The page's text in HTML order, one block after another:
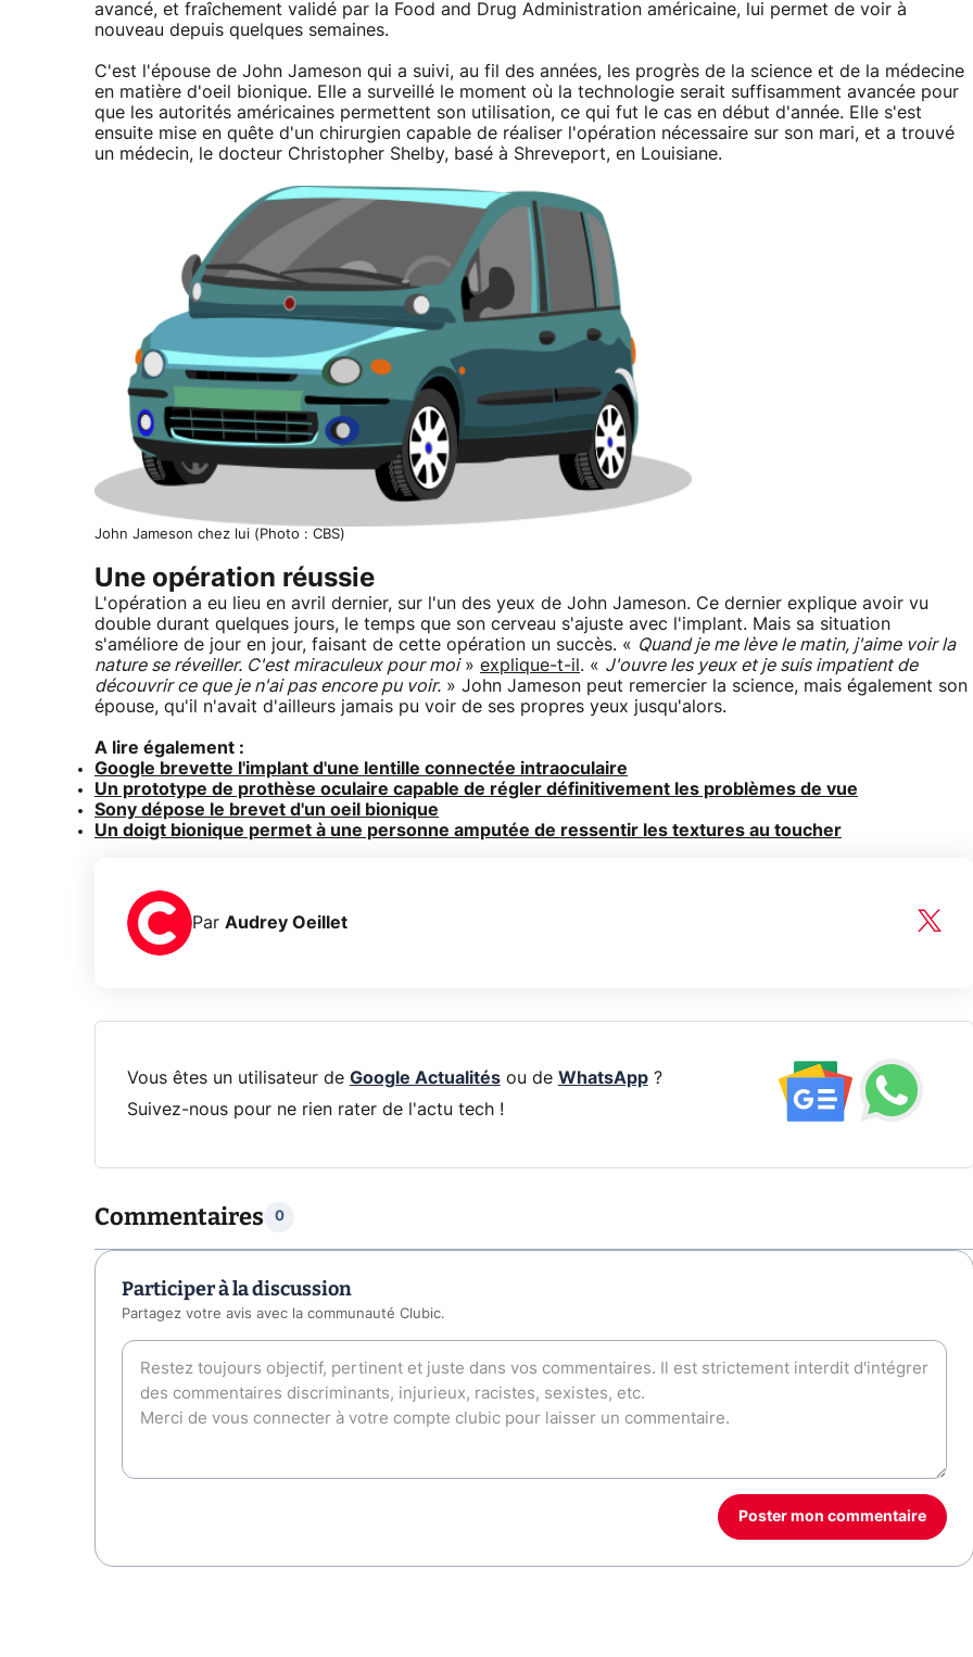
avancé, et fraîchement validé par la Food and Drug Administration américaine, lui permet de voir à
nouveau depuis quelques semaines.
C'est l'épouse de John Jameson qui a suivi, au fil des années, les progrès de la science et de la médecine
en matière d'oeil bionique. Elle a surveillé le moment où la technologie serait suffisamment avancée pour
que les autorités américaines permettent son utilisation, ce qui fut le cas en début d'année. Elle s'est
ensuite mise en quête d'un chirurgien capable de réaliser l'opération nécessaire sur son mari, et a trouvé
un médecin, le docteur Christopher Shelby, basé à Shreveport, en Louisiane.
John Jameson chez lui (Photo : CBS)
Une opération réussie
L'opération a eu lieu en avril dernier, sur l'un des yeux de John Jameson. Ce dernier explique avoir vu
double durant quelques jours, le temps que son cerveau s'ajuste avec l'implant. Mais sa situation
s'améliore de jour en jour, faisant de cette opération un succès. « Quand je me lève le matin, j'aime voir la
nature se réveiller. C'est miraculeux pour moi» explique-t-il . « J'ouvre les yeux et je suis impatient de
découvrir ce que je n'ai pas encore pu voir. » John Jameson peut remercier la science, mais également son
épouse, qu'il n'avait d'ailleurs jamais pu voir de ses propres yeux jusqu'alors.
A lire également :
Google brevette l'implant d'une lentille connectée intraoculaire
Un prototype de prothèse oculaire capable de régler définitivement les problèmes de vue
Sony dépose le brevet d'un oeil bionique
Un doigt bionique permet à une personne amputée de ressentir les textures au toucher
Par Audrey Oeillet
Vous êtes un utilisateur de Google Actualitésou de WhatsApp?
Suivez-nous pour ne rien rater de l'actu tech !
Commentaires 0
Participer à la discussion
Partagez votre avis avec la communauté Clubic.
Poster mon commentaire